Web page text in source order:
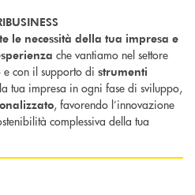
le necessità della tua impresa e
che vantiamo nel settore
con il supporto di strumenti
tua impresa in ogni fase di sviluppo,
, favorendo l’innovazione
complessiva della tua